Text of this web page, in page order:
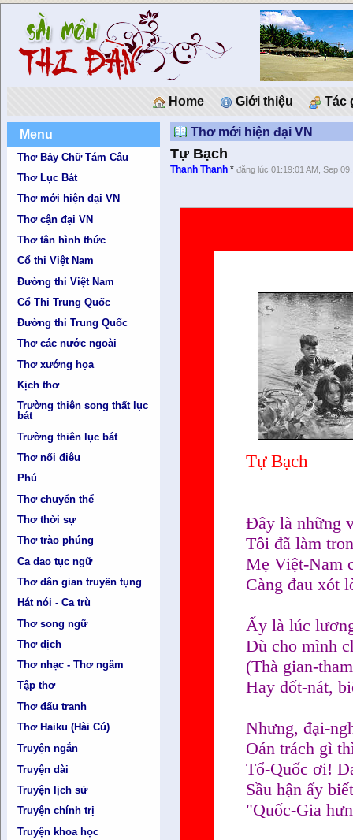
Home Giới thiệu Tác
Menu
Thơ Bảy Chữ Tám Câu
Thơ Lục Bát
Thơ mới hiện đại VN
Thơ cận đại VN
Thơ tân hình thức
Cổ thi Việt Nam
Đường thi Việt Nam
Cổ Thi Trung Quốc
Đường thi Trung Quốc
Thơ các nước ngoài
Thơ xướng họa
Kịch thơ
Trường thiên song thất lục
bát
Trường thiên lục bát
Thơ nối điêu
Phú
Thơ chuyển thể
Thơ thời sự
Thơ trào phúng
Ca dao tục ngữ
Thơ dân gian truyền tụng
Hát nói - Ca trù
Thơ song ngữ
Thơ dịch
Thơ nhạc - Thơ ngâm
Tập thơ
Thơ đấu tranh
Thơ Haiku (Hài Cú)
Truyện ngắn
Truyện dài
Truyện lịch sử
Truyện chính trị
Truyện khoa học
Thơ mới hiện đại VN
Tự Bạch
Thanh Thanh *đăng lúc 01:19:01 AM, Sep
Tự Bạch
Đây là những
Tôi đã làm
Mẹ Việt-Nam
Càng đau xót
Ấy là lúc
Dù cho mình
(Thà gian-
Hay dốt-nát,
Nhưng, đại-
Oán trách gì
Tổ-Quốc ơi!
Sầu hận ấy
"Quốc-Gia